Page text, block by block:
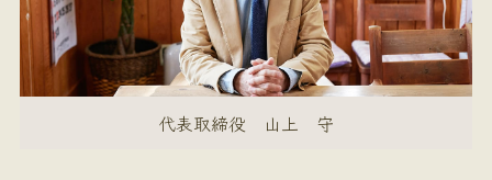
代表取締役 山上 守